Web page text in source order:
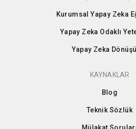
Kurumsal Yapay Zeka
Yapay Zeka Odaklı
Yapay Zeka
KAYNAKLAR
Blog
Teknik Sözlük
Mülakat